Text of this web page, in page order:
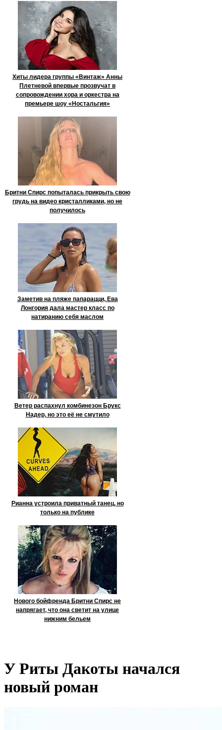
Хиты лидера группы «Винтаж» Анны
Плетневой впервые прозвучат в
сопровождении хора и оркестра на
премьере шоу «Ностальгия»
Бритни Спирс попыталась прикрыть свою
грудь на видео кристалликами, но не
получилось
Заметив на пляже папарацци, Ева
Лонгория дала мастер класс по
натиранию себя маслом
Ветер распахнул комбинезон Брукс
Надер, но это её не смутило
Рианна устроила приватный танец, но
только на публике
Нового бойфренда Бритни Спирс не
напрягает, что она светит на улице
нижним бельем
У Риты Дакоты начался
новый роман